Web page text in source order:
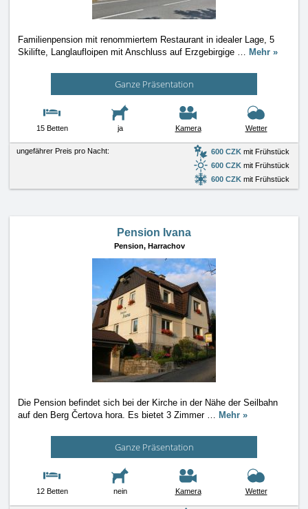
Familienpension mit renommiertem Restaurant in idealer Lage, 5
Skilifte, Langlaufloipen mit Anschluss auf Erzgebirgige … Mehr »
Ganze Präsentation
15 Betten ja Kamera Wetter
ungefährer Preis pro Nacht: 600 CZK mit Frühstück
600 CZK mit Frühstück
600 CZK mit Frühstück
Pension Ivana
Pension, Harrachov
Die Pension befindet sich bei der Kirche in der Nähe der Seilbahn
auf den Berg Čertova hora. Es bietet 3 Zimmer … Mehr »
Ganze Präsentation
12 Betten nein Kamera Wetter